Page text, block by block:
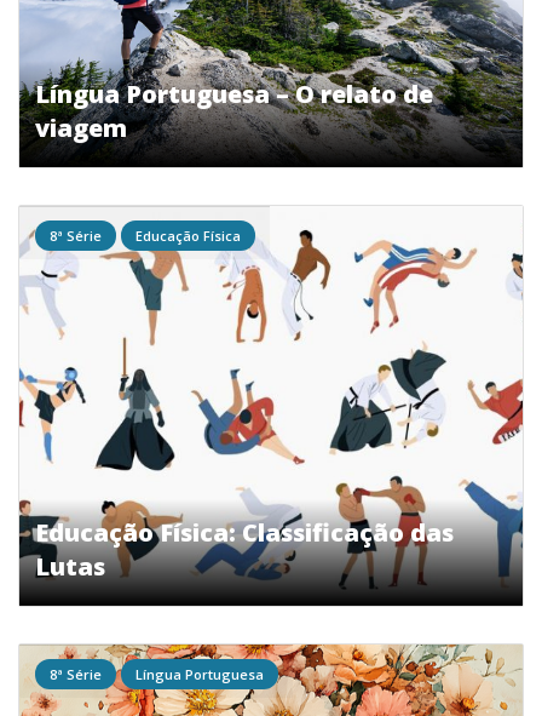
Língua Portuguesa – O relato de
viagem
Educação Física: Classificação das
Lutas
8ª Série Educação Física
8ª Série Língua Portuguesa